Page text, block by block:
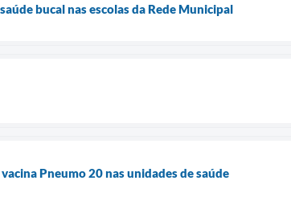
bucal nas escolas da Rede Municipal
Pneumo 20 nas unidades de saúde